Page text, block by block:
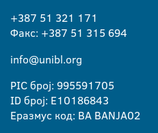
+387 51 321 171
Факс: +387 51 315 694
info@unibl.org
PIC број: 995591705
ID број: E10186843
Еразмус код: BA BANJA02